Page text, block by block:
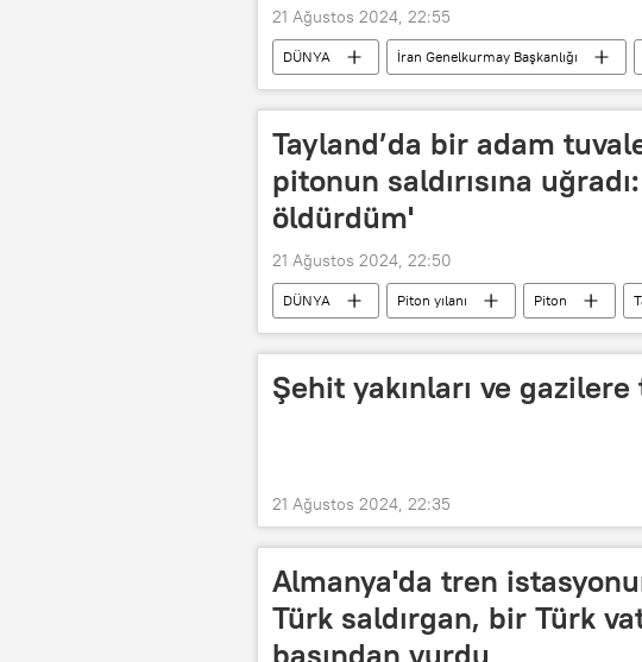
21 Ağustos 2024, 22:55
DÜNYA İran Genelkurmay Başkanlığı
Helikopter kazası
Medya
Tayland’da bir adam
pitonun saldırısına
öldürdüm'
21 Ağustos 2024, 22:50
DÜNYA Piton yılanı Piton
Şehit yakınları ve
21 Ağustos 2024, 22:35
Almanya'da tren
Türk saldırgan, bir Türk